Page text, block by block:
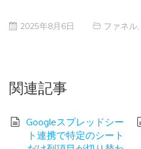
2025年8月6日 ファネル
関連記事
Googleスプレッドシー
ト連携で特定のシート